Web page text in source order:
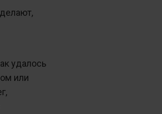
удалось
или